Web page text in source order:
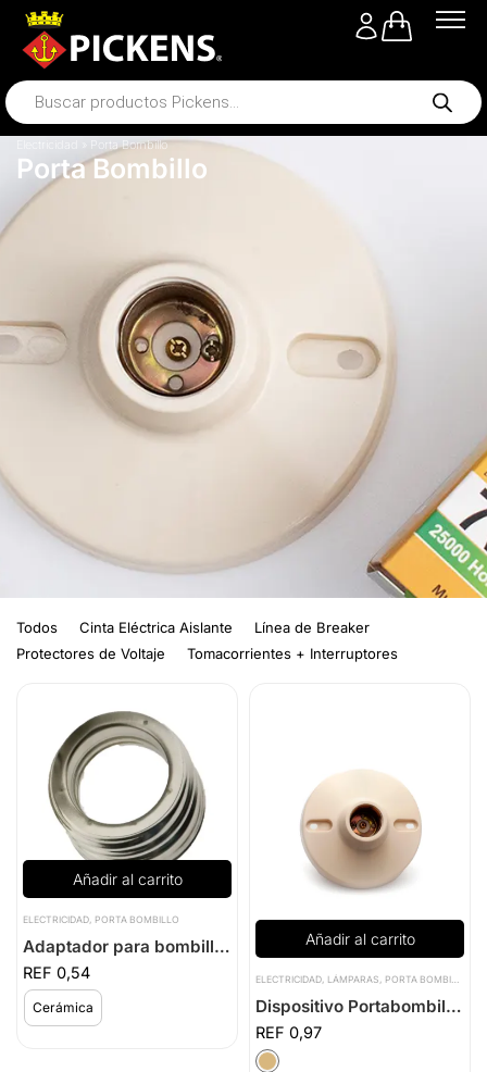
Porta Bombillo
Porta Bombillo
Todos Cinta Eléctrica Aislante
Línea de Breaker
Protectores de Voltaje
Tomacorrientes + Interruptores
Añadir al carrito
ELECTRICIDAD, PORTA BOMBILLO
Adaptador para bombillos E27-E40
0,54
Cerámica
Añadir al carrito
ELECTRICIDAD, LÁMPARAS , PORTA BOMBILLO
Dispositivo Portabombillo Tipo Plafón
0,97